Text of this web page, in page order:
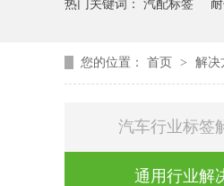
热门关键词： 汽配标签
您的位置： 首页 > 解决
汽车行业标签
通用行业解